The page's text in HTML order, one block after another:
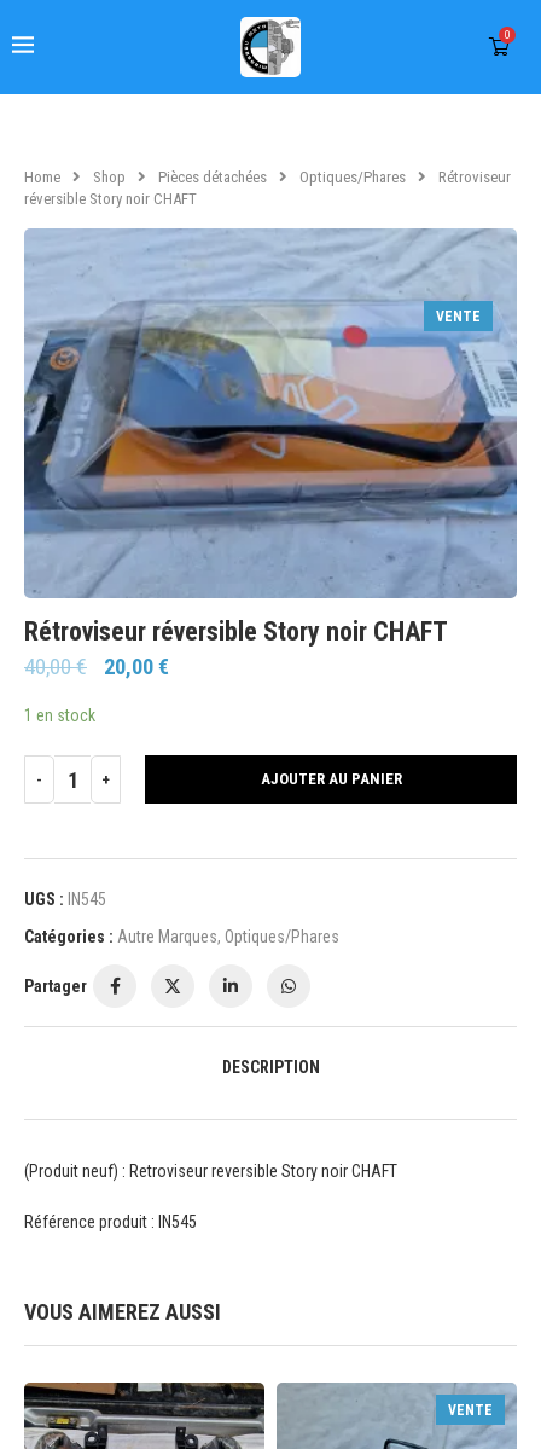
0
Home Shop Pièces détachées Optiques/Phares
Rétroviseur
réversible Story noir CHAFT
VENTE
Rétroviseur réversible Story noir CHAFT
40,00€ 20,00€
1 en stock
AJOUTER AU PANIER
UGS : IN545
Catégories : Autre Marques, Optiques/Phares
Partager
DESCRIPTION
(Produit neuf) : Retroviseur reversible Story noir CHAFT
Référence produit : IN545
VOUS AIMEREZ AUSSI
VENTE